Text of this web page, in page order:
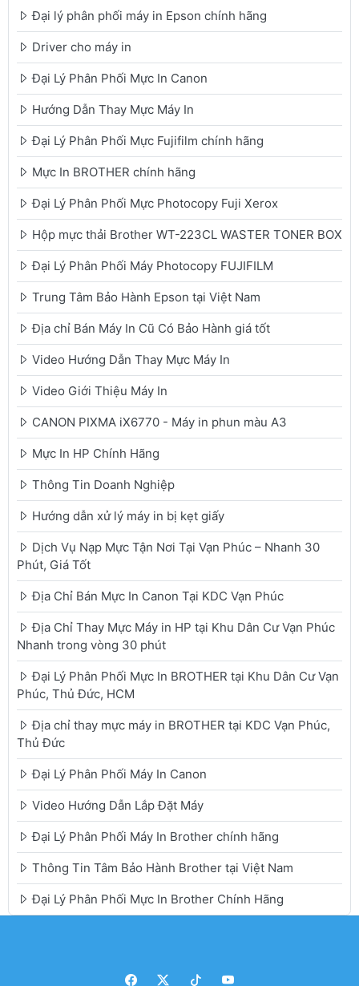
Đại lý phân phối máy in Epson chính hãng
Driver cho máy in
Đại Lý Phân Phối Mực In Canon
Hướng Dẫn Thay Mực Máy In
Đại Lý Phân Phối Mực Fujifilm chính hãng
Mực In BROTHER chính hãng
Đại Lý Phân Phối Mực Photocopy Fuji Xerox
Hộp mực thải Brother WT-223CL WASTER TONER BOX
Đại Lý Phân Phối Máy Photocopy FUJIFILM
Trung Tâm Bảo Hành Epson tại Việt Nam
Địa chỉ Bán Máy In Cũ Có Bảo Hành giá tốt
Video Hướng Dẫn Thay Mực Máy In
Video Giới Thiệu Máy In
CANON PIXMA iX6770 - Máy in phun màu A3
Mực In HP Chính Hãng
Thông Tin Doanh Nghiệp
Hướng dẫn xử lý máy in bị kẹt giấy
Dịch Vụ Nạp Mực Tận Nơi Tại Vạn Phúc – Nhanh 30
Phút, Giá Tốt
Địa Chỉ Bán Mực In Canon Tại KDC Vạn Phúc
Địa Chỉ Thay Mực Máy in HP tại Khu Dân Cư Vạn Phúc
Nhanh trong vòng 30 phút
Đại Lý Phân Phối Mực In BROTHER tại Khu Dân Cư Vạn
Phúc, Thủ Đức, HCM
Địa chỉ thay mực máy in BROTHER tại KDC Vạn Phúc,
Thủ Đức
Đại Lý Phân Phối Máy In Canon
Video Hướng Dẫn Lắp Đặt Máy
Đại Lý Phân Phối Máy In Brother chính hãng
Thông Tin Tâm Bảo Hành Brother tại Việt Nam
Đại Lý Phân Phối Mực In Brother Chính Hãng